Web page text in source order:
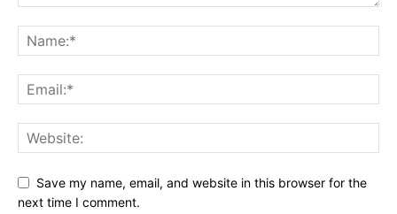
Save my name, email, and website in this browser for the
next time I comment.